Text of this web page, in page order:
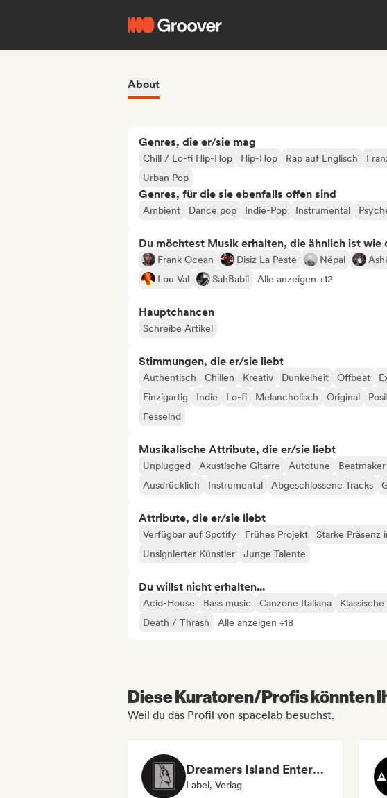
About
Genres, die er/sie mag
Chill / Lo-fi Hip-Hop Hip-Hop Rap auf Englisch
Urban Pop
Genres, für die sie ebenfalls offen sind
Ambient Dance pop Indie-Pop Instrumental
Du möchtest Musik erhalten, die ähnlich ist wie
Frank Ocean Disiz La Peste Népal
Lou Val
SahBabii Alle anzeigen +12
Hauptchancen
Schreibe Artikel
Stimmungen, die er/sie liebt
Authentisch Chillen Kreativ Dunkelheit Offbeat
Einzigartig
Indie Lo-fi Melancholisch Original
Fesselnd
Musikalische Attribute, die er/sie liebt
Unplugged Akustische Gitarre Autotune Beatmaker
Ausdrücklich
Instrumental Abgeschlossene Tracks
Attribute, die er/sie liebt
Verfügbar auf Spotify Frühes Projekt
Starke Präsenz
Unsignierter Künstler
Junge Talente
Du willst nicht erhalten...
Acid-House Bass music Canzone Italiana
Death / Thrash
Alle anzeigen +18
Diese Kuratoren/Profis könnten
Weil du das Profil von spacelab besuchst.
Dreamers Island Entertainment
Label, Verlag